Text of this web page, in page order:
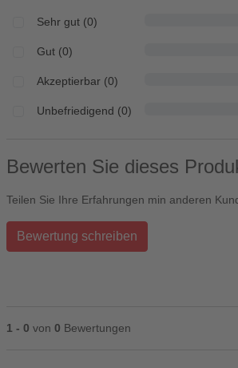
Sehr gut (0)
Gut (0)
Akzeptierbar (0)
Unbefriedigend (0)
Bewerten Sie dieses
Teilen Sie Ihre Erfahrungen min anderen
Bewertung schreiben
1 - 0 von 0 Bewertungen